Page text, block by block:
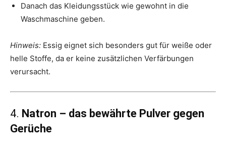
Danach das Kleidungsstück wie gewohnt in die
Waschmaschine geben.
Hinweis: Essig eignet sich besonders gut für weiße oder
helle Stoffe, da er keine zusätzlichen Verfärbungen
verursacht.
4. Natron – das bewährte Pulver gegen
Gerüche